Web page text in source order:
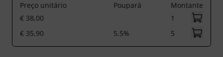
Preço unitário
Poupará
Montante
€ 38,00
1
€ 35,90
5,5% 5